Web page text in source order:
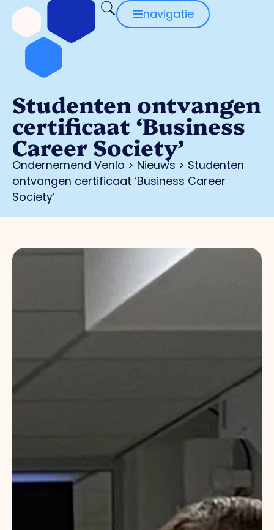
navigatie
Studenten ontvangen
certificaat ‘Business
Career Society’
Ondernemend Venlo > Nieuws > Studenten
ontvangen certificaat ‘Business Career
Society’